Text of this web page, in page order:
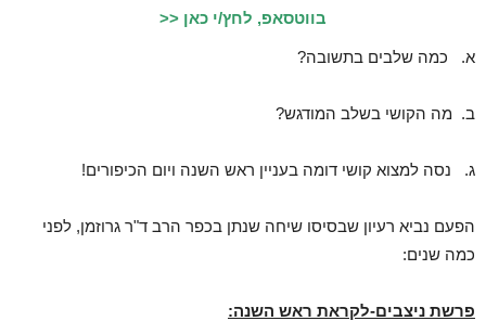
בווטסאפ, לחץ/י כאן <<
א. כמה שלבים בתשובה?
ב. מה הקושי בשלב המודגש?
ג. נסה למצוא קושי דומה בעניין ראש השנה ויום הכיפורים!
הפעם נביא רעיון שבסיסו שיחה שנתן בכפר הרב ד"ר גרוזמן, לפני
כמה שנים:
פרשת ניצבים-לקראת ראש השנה: